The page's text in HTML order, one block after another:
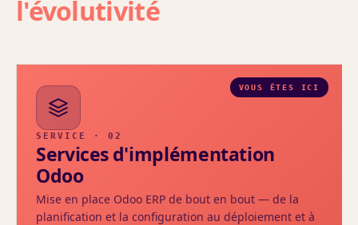
l'évolutivité
SERVICE · 02
Services d'implémentation
Odoo
Mise en place Odoo ERP de bout en bout — de la
planification et la configuration au déploiement et à